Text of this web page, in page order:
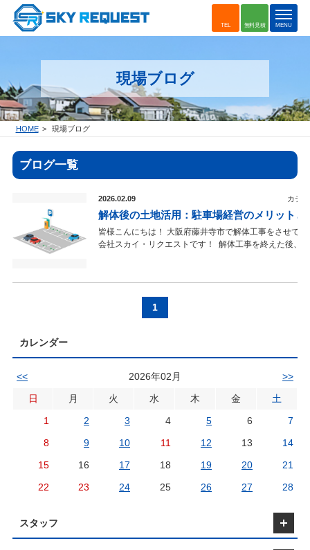
無料見積
TEL
t
o
n
a
i
a
o
n
MENU
現場ブログ
HOME 現場ブログ
ブログ一覧
2026.02.09 カテ
解体後の土地活用：駐車場経営のメリットと
皆様こんにちは！ 大阪府藤井寺市で解体工事をさせて
会社スカイ・リクエストです！ 解体工事を終えた後、
で、駐車場設置のメリットや手続き、具体的なステップ
活用したいとお考えの方は、ぜひ最後まで読んでみて
後にパーキングを設置するメリットとは？ 解体工事を
的です。 例えば、建物を新たに建てる場合には多額の
収益を期待できるビジネスです。 特に、都市部や観光
にある土地であれば、駐車場の需要が高く、利用者も多
駐車場は建物と比べて維持管理が容易で、コストも低く
れにより、固定資産税の減免措置を受けられる場合もあ
よりも土地の価値を維持しやすくなります。 特に、将
を上げつつ、土地の売却時に高い評価を得られる可能
益】 駐車場設置の最大のメリットは、土地を効率的に
早期に投資回収が可能です。 例えば、月極駐車場にす
1
カレンダー
<< 2026年02月
>>
日
月 火 水 木 金
土
1
2 3 4 5 6
7
8
9 10 11 12 13
14
15
16 17 18 19 20
21
22
23 24 25 26 27 28
スタッフ